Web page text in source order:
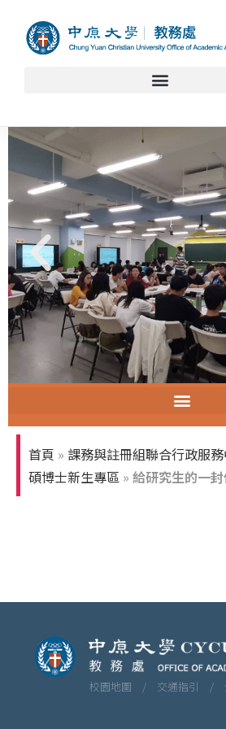
智慧教室教育訓
首頁 » 課務與註冊組聯合行政服
碩博士新生專區 » 給研究生的一
校園地圖 / 交通指引 /